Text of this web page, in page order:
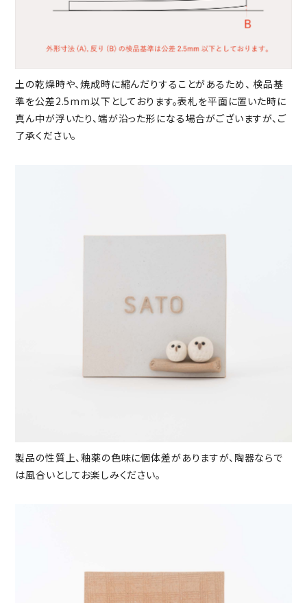
土の乾燥時や、焼成時に縮んだりすることがあるため、 検品基
準を公差2.5mm以下としております。表札を平面に置いた時に
真ん中が浮いたり、端が沿った形になる場合がございますが、ご
了承ください。
製品の性質上、釉薬の色味に個体差がありますが、陶器ならで
は風合いとしてお楽しみください。